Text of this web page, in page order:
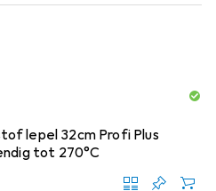
lepel 32cm Profi Plus
tot 270°C